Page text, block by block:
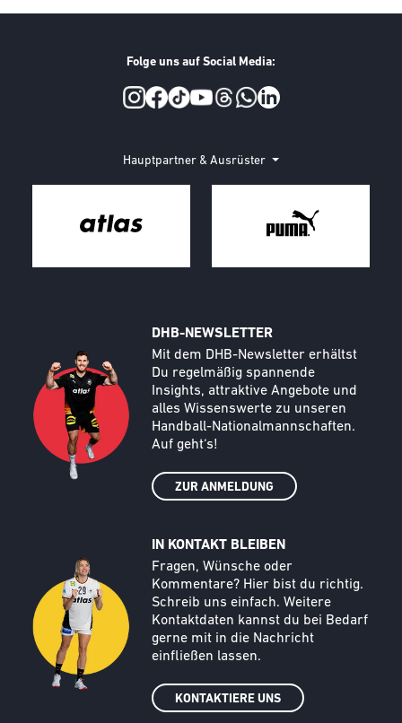
Folge uns auf Social Media:
Hauptpartner & Ausrüster
DHB-NEWSLETTER
Text
Mit dem DHB-Newsletter erhältst
Du regelmäßig spannende
Insights, attraktive Angebote und
alles Wissenswerte zu unseren
Handball-Nationalmannschaften.
Auf geht‘s!
ZUR ANMELDUNG
Call to action image
IN KONTAKT BLEIBEN
Text
Fragen, Wünsche oder
Kommentare? Hier bist du richtig.
Schreib uns einfach. Weitere
Kontaktdaten kannst du bei Bedarf
gerne mit in die Nachricht
einfließen lassen.
KONTAKTIERE UNS